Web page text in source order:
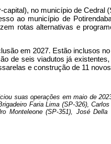
no município de Cedral
ao município de
rotas alternativas e
em 2027. Estão inclusos
de seis viadutos já
e construção de 11
suas operações em maio de
Faria Lima (SP-326),
Monteleone (SP-351), José